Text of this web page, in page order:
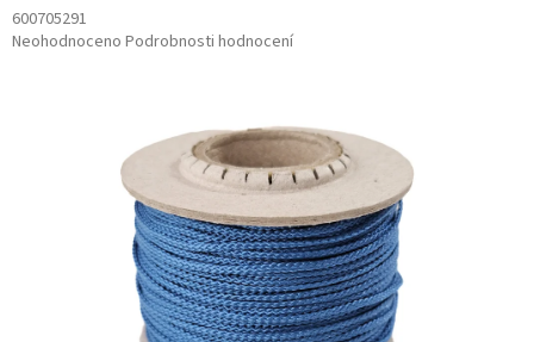
600705291
Průměrné
Neohodnoceno Podrobnosti hodnocení